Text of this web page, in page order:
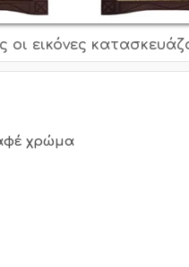
εικόνες
χρώμα